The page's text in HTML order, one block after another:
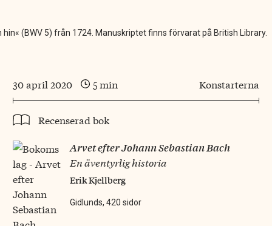
(BWV 5) från 1724. Manuskriptet finns förvarat på British Library.
30 april 2020 5 min Konstarterna
Recenserad bok
Arvet efter Johann Sebastian Bach
En äventyrlig historia
Erik Kjellberg
Gidlunds, 420 sidor